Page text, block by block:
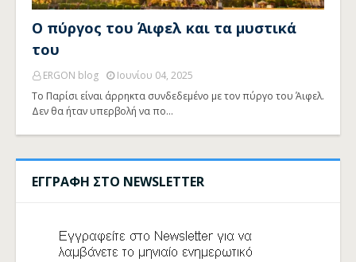
Ο πύργος του Άιφελ και τα μυστικά
του
ERGON blog
Ιουνίου 04, 2025
Το Παρίσι είναι άρρηκτα συνδεδεμένο με τον πύργο του Άιφελ.
Δεν θα ήταν υπερβολή να πο…
ΕΓΓΡΑΦΗ ΣΤΟ NEWSLETTER